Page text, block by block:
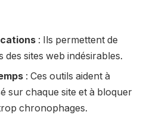
: Ils permettent de
des sites web indésirables.
: Ces outils aident à
sur chaque site et à bloquer
chronophages.